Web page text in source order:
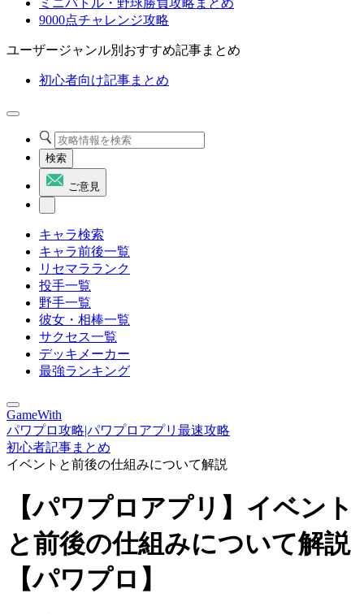
ミニバトル・野球勝負攻略まとめ
9000点チャレンジ攻略
ユーザージャンル別おすすめ記事まとめ
初心者向け記事まとめ
検索
ご意見
キャラ検索
キャラ前後一覧
リセマラランク
投手一覧
野手一覧
彼女・相棒一覧
サクセス一覧
デッキメーカー
最強ランキング
GameWith
パワプロ攻略|パワプロアプリ最速攻略
初心者記事まとめ
イベントと前後の仕組みについて解説
【パワプロアプリ】イベント
と前後の仕組みについて解説
【パワプロ】